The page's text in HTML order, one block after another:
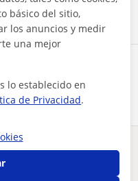
Cuéntanos
básico del sitio,
los anuncios y medir
una mejor
lo establecido en
de Privacidad.